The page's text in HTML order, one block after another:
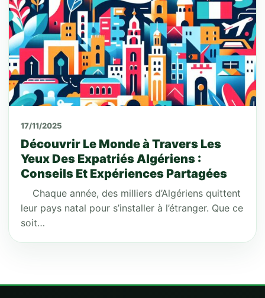
17/11/2025
Découvrir Le Monde à Travers Les
Yeux Des Expatriés Algériens :
Conseils Et Expériences Partagées
Chaque année, des milliers d’Algériens quittent
leur pays natal pour s’installer à l’étranger. Que ce
soit…